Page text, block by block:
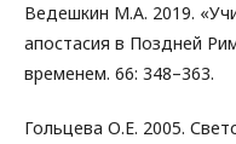
Ведешкин М.А. 2019.
апостасия в Поздней
временем. 66: 348–363.
Гольцева О.Е. 2005.